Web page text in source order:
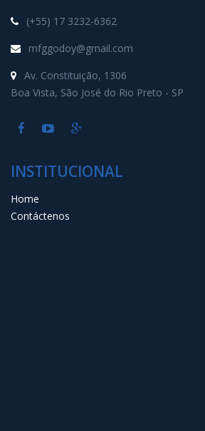
(+55) 17 3232-6362
mfggodoy@gmail.com
Av. Constituição, 1306
Boa Vista, São José do Rio Preto - SP
INSTITUCIONAL
Home
Contáctenos